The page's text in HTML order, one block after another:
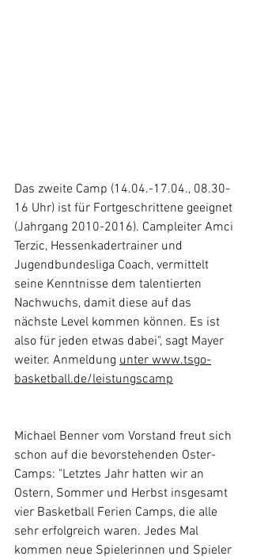
Das zweite Camp (14.04.-17.04., 08.30-
16 Uhr) ist für Fortgeschrittene geeignet
(Jahrgang 2010-2016). Campleiter Amci
Terzic, Hessenkadertrainer und
Jugendbundesliga Coach, vermittelt
seine Kenntnisse dem talentierten
Nachwuchs, damit diese auf das
nächste Level kommen können. Es ist
also für jeden etwas dabei", sagt Mayer
weiter. Anmeldung unter www.tsgo-
basketball.de/leistungscamp
Michael Benner vom Vorstand freut sich
schon auf die bevorstehenden Oster-
Camps: "Letztes Jahr hatten wir an
Ostern, Sommer und Herbst insgesamt
vier Basketball Ferien Camps, die alle
sehr erfolgreich waren. Jedes Mal
kommen neue Spielerinnen und Spieler